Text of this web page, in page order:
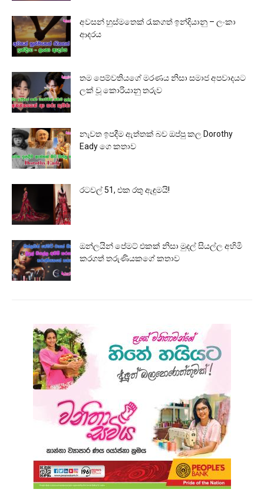
අවසන් හුස්මතෙක් රැකගත් ඉන්දියානු – ලංකා
ආදරය
තම පෙම්වතියගේ මරණය නිසා සමාජ අපවාදයට
ලක් වූ කොරියානු තරුව
නැවත ඉපදීම ඇත්තක් බව ඔප්පු කල Dorothy
Eady ගෙ කතාව
රටවල් 51, එක රතු ඇඳුමයි!
ඔන්ලයින් පේමට් එකක් නිසා මුදල් සියල්ල අහිමි
කරගත් තරුණියකගේ කතාව